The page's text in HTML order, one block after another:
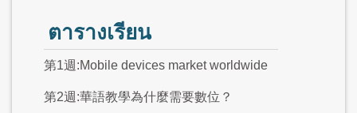
ตารางเรียน
第1週:Mobile devices market worldwide
第2週:華語教學為什麼需要數位？